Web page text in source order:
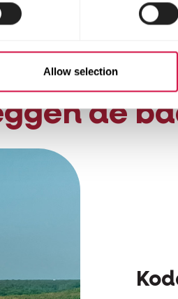
Allow selection
het gebruik
mais, soja of
de